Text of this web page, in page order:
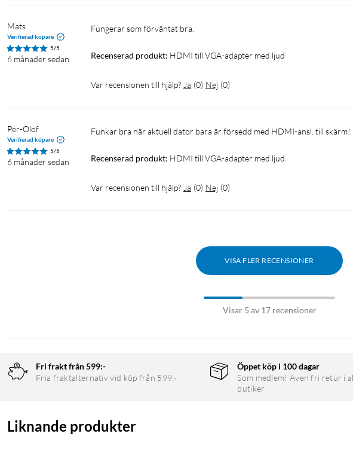
Mats
Verifierad köpare
5/5
6 månader sedan
Fungerar som förväntat bra.
Recenserad produkt: HDMI till VGA-adapter med ljud
Var recensionen till hjälp? Ja (0) Nej (0)
Per-Olof
Verifierad köpare
5/5
6 månader sedan
Funkar bra när aktuell dator bara är försedd med HDMI-ansl. till
Recenserad produkt: HDMI till VGA-adapter med ljud
Var recensionen till hjälp? Ja (0) Nej (0)
VISA FLER RECENSIONER
Visar 5 av 17 recensioner
Fri frakt från 599:-
Fria fraktalternativ vid köp från 599:-
Öppet köp i 100 dagar
Som medlem! Även fri retur i
butiker
Liknande produkter